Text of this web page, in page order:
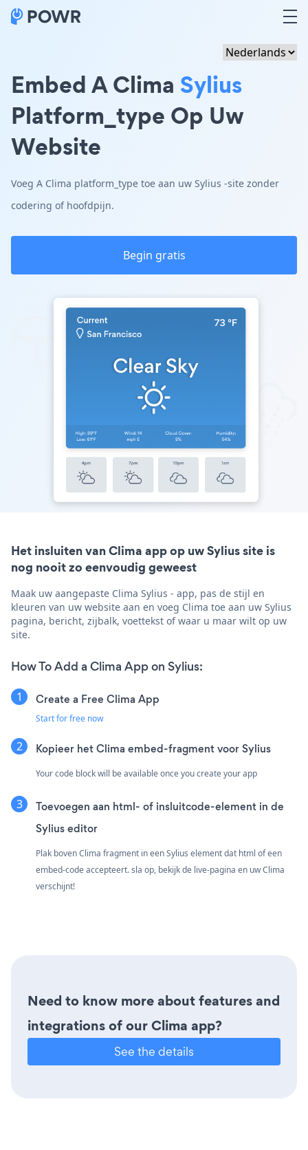
Embed A Clima Sylius
Platform_type Op Uw
Website
Voeg A Clima platform_type toe aan uw Sylius -site zonder
codering of hoofdpijn.
Begin gratis
Het insluiten van Clima app op uw Sylius site is
nog nooit zo eenvoudig geweest
Maak uw aangepaste Clima Sylius - app, pas de stijl en
kleuren van uw website aan en voeg Clima toe aan uw Sylius
pagina, bericht, zijbalk, voettekst of waar u maar wilt op uw
site.
How To Add a Clima App on Sylius:
Create a Free Clima App
Start for free now
Kopieer het Clima embed-fragment voor Sylius
Your code block will be available once you create your app
Toevoegen aan html- of insluitcode-element in de
Sylius editor
Plak boven Clima fragment in een Sylius element dat html of een
embed-code accepteert. sla op, bekijk de live-pagina en uw Clima
verschijnt!
Need to know more about features and
integrations of our Clima app?
See the details